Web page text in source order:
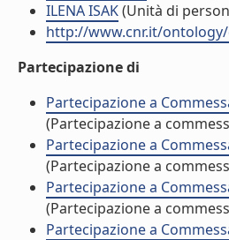
ILENA ISAK(Unità di
http://www.cnr.it/
Partecipazione di
Partecipazione a
(Partecipazione a
Partecipazione a
(Partecipazione a
Partecipazione a
(Partecipazione a
Partecipazione a